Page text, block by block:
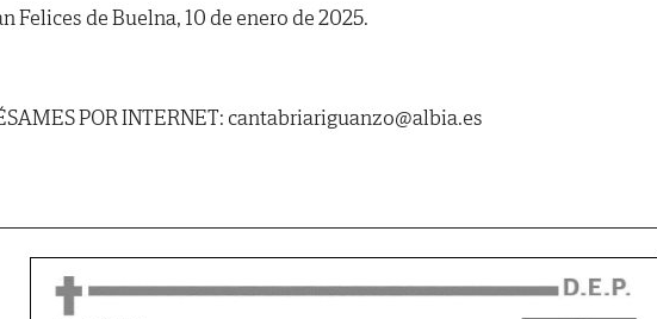
Felices de Buelna, 10 de enero de 2025.
POR INTERNET: cantabriariguanzo@albia.es